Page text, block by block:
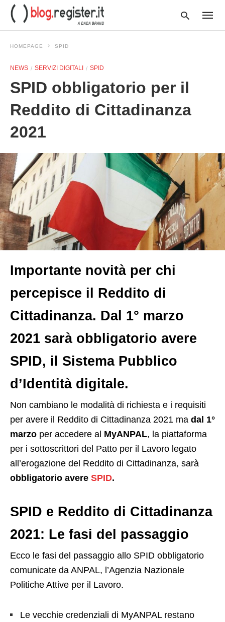
HOMEPAGE SPID
NEWS SERVIZI DIGITALI SPID
SPID obbligatorio per il
Reddito di Cittadinanza
2021
Importante novità per chi
percepisce il Reddito di
Cittadinanza. Dal 1° marzo
2021 sarà obbligatorio avere
SPID, il Sistema Pubblico
d’Identità digitale.
Non cambiano le modalità di richiesta e i requisiti
per avere il Reddito di Cittadinanza 2021 ma dal 1°
marzo per accedere al MyANPAL, la piattaforma
per i sottoscrittori del Patto per il Lavoro legato
all’erogazione del Reddito di Cittadinanza, sarà
obbligatorio avere SPID.
SPID e Reddito di Cittadinanza
2021: Le fasi del passaggio
Ecco le fasi del passaggio allo SPID obbligatorio
comunicate da ANPAL, l’Agenzia Nazionale
Politiche Attive per il Lavoro.
Le vecchie credenziali di MyANPAL restano